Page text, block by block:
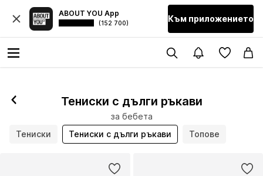
ABOUT YOU App
(152 700) Към приложението
Тениски с дълги ръкави
за бебета
Тениски
Тениски с дълги ръкави Топове